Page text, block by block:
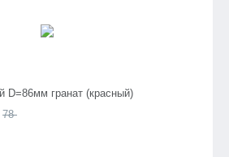
D=86мм гранат (красный)
78